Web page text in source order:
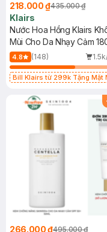
218.000 ₫435.000 ₫
Klairs
Nước Hoa Hồng Klairs
Mùi Cho Da Nhạy Cảm
4.8 (148)
Bill Klairs từ 299k Tặng Mặt
25ml (SL Có Hạn)
266.000 ₫495.000 ₫